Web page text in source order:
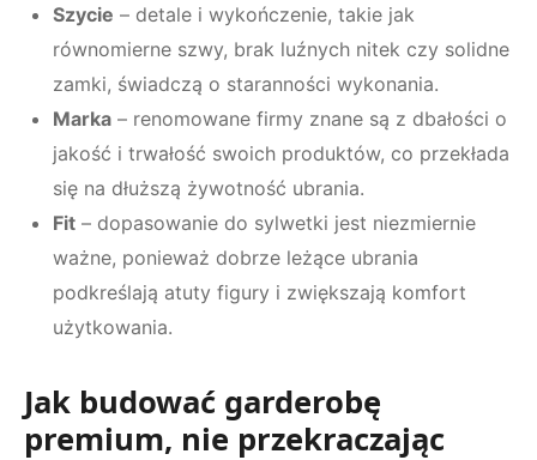
Szycie – detale i wykończenie, takie jak
równomierne szwy, brak luźnych nitek czy solidne
zamki, świadczą o staranności wykonania.
Marka – renomowane firmy znane są z dbałości o
jakość i trwałość swoich produktów, co przekłada
się na dłuższą żywotność ubrania.
Fit – dopasowanie do sylwetki jest niezmiernie
ważne, ponieważ dobrze leżące ubrania
podkreślają atuty figury i zwiększają komfort
użytkowania.
Jak budować garderobę
premium, nie przekraczając